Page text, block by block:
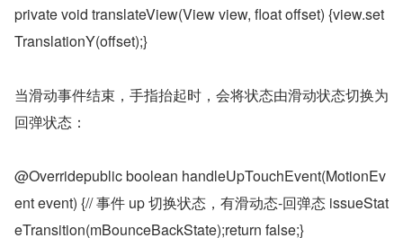
private void translateView(View view, float offset) {view.set
TranslationY(offset);}
当滑动事件结束，手指抬起时，会将状态由滑动状态切换为
回弹状态：
@Overridepublic boolean handleUpTouchEvent(MotionEv
ent event) {// 事件 up 切换状态，有滑动态-回弹态 issueStat
eTransition(mBounceBackState);return false;}